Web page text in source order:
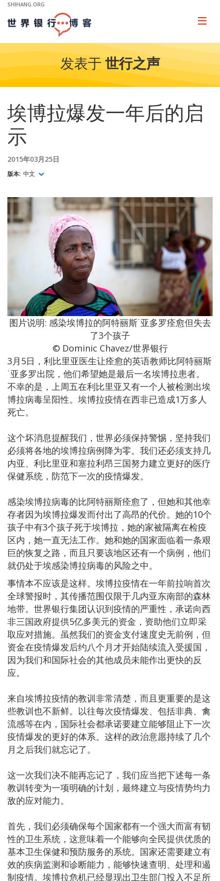
Skip
Main
Navigation
SHIHANG.ORG
Page
发表于 世行之声
埃博拉爆发一年后的启
示
2015年03月25日
版本: 中文
图片说明: 感染埃博拉的阿特丽斯˙亚多罗痊愈但失去
了3个孩子
© Dominic Chavez/世界银行
3月5日，利比里亚医生让痊愈的英语教师比阿特丽斯
˙亚多罗出院，他们希望她是最后一名埃博拉患者。
不幸的是，上周五在利比里亚又有一个人被检测出埃
博拉病毒呈阳性。埃博拉疫情在西非已造成1万多人
死亡。
这个坏消息提醒我们，世界必须保持警惕，坚持我们
必须将各地的埃博拉病例降为零。我们还必须支持几
内亚、利比里亚和塞拉利昂三国努力建立更好的医疗
保健系统，防范下一次的疫情爆发。
感染埃博拉病毒的比阿特丽斯痊愈了，但她和其他幸
存者因为埃博拉爆发而付出了高昂的代价。她的10个
孩子中有3个孩子死于埃博拉，她的家被隔离在检疫
区内，她一直无法工作。她和她的国家面临着一条艰
巨的恢复之路，而且只要该地区还有一个病例，他们
就仍处于埃感染博拉病毒的风险之中。
事情本不应该是这样。埃博拉疫情在一年前拉响首次
全球警报时，其传播范围仅限于几内亚东南部的森林
地带。世界银行集团认识到疫情的严重性，承诺向西
非三国政府提供5亿多美元的资金，资助他们立即采
取应对措施。虽然我们的资金支付速度史无前例，但
资金在疫情爆发后约八个月才开始陆续流入受援国，
因为我们和国际社会的其他成员未能作出更快的反
应。
来自埃博拉疫情的教训非常清楚，而且更重要的是这
些教训也不新鲜。以往每次疫情爆发、包括非典、禽
流感等在内，国际社会都承诺要建立能够阻止下一次
疫情爆发的更好的体系。这样的政治意愿持续了几个
月之后我们就忘记了。
这一次我们决不能再忘记了，我们应当把下述每一条
教训转变为一项明确的计划，最终建立与疫情势均力
敌的应对能力。
首先，我们必须确保每个国家都有一个强大而富有韧
性的卫生系统，这意味着一个能够向全民提供优质的
基本卫生保健和预防服务的系统。国家还需要建立有
效的疾病监测和诊断能力，能够快速查明、处理和遏
制疫情。埃博拉危机已经显现出卫生部门投入不足所